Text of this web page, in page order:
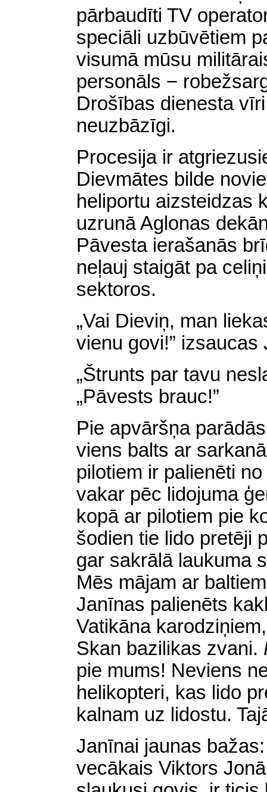
pārbaudīti TV
speciāli uzbūvētiem
visumā mūsu
personāls −
Drošības dienesta
neuzbāzīgi.
Procesija ir
Dievmātes bilde
heliportu aizsteidzas
uzrunā Aglonas
Pāvesta ierašanās
neļauj staigāt pa
sektoros.
„Vai Dieviņ, man
vienu govi!” izsaucas
„Štrunts par tavu
„Pāvests brauc!”
Pie apvāršņa
viens balts ar
pilotiem ir palienēti
vakar pēc lidojuma
kopā ar pilotiem pie
šodien tie lido pretēji
gar sakrālā laukuma
Mēs mājam ar
Janīnas palienēts
Vatikāna
Skan bazilikas zvani.
pie mums! Neviens
helikopteri, kas lido
kalnam uz lidostu.
Janīnai jaunas
vecākais Viktors